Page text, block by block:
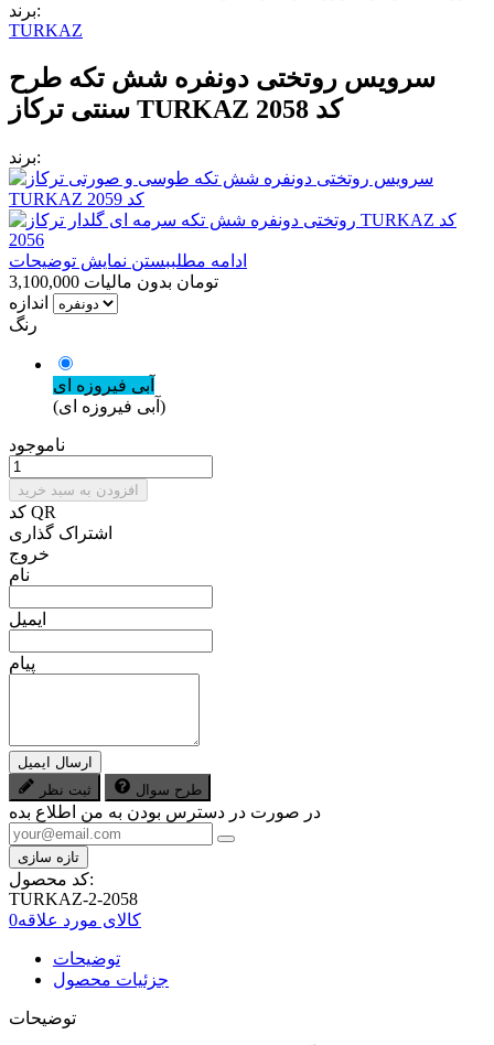
برند:
TURKAZ
سرویس روتختی دونفره شش تکه طرح
سنتی ترکاز TURKAZ کد 2058
برند:
ادامه مطلببستن نمایش توضیحات
3,100,000 تومان بدون مالیات
اندازه
رنگ
آبی فیروزه ای
(آبی فیروزه ای)
ناموجود
افزودن به سبد خرید
کد QR
اشتراک گذاری
خروج
نام
ایمیل
پیام
ارسال ایمیل
ثبت نظر
طرح سوال
در صورت در دسترس بودن به من اطلاع بده
کد محصول:
TURKAZ-2-2058
کالای مورد علاقه0
توضیحات
جزئیات محصول
توضیحات